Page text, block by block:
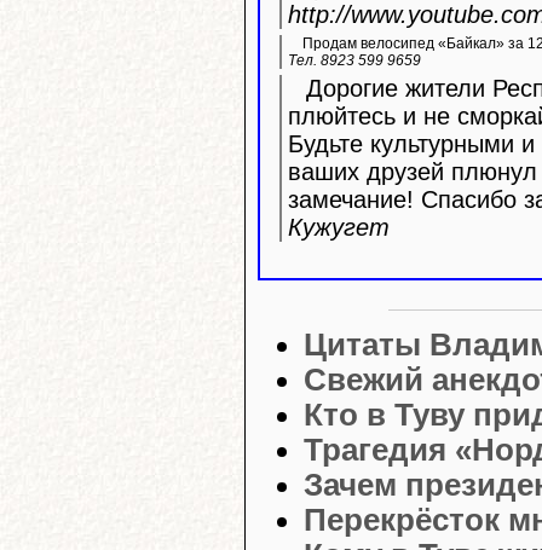
http://
Продам велосипед «Байкал» за
Тел. 8923 599 9659
Дорогие жители
плюйтесь и не
Будьте культурными
ваших друзей
замечание! Спасибо
Кужугет
Цитаты
Свежий
Кто в Туву
Трагедия
Зачем
Перекрёсток